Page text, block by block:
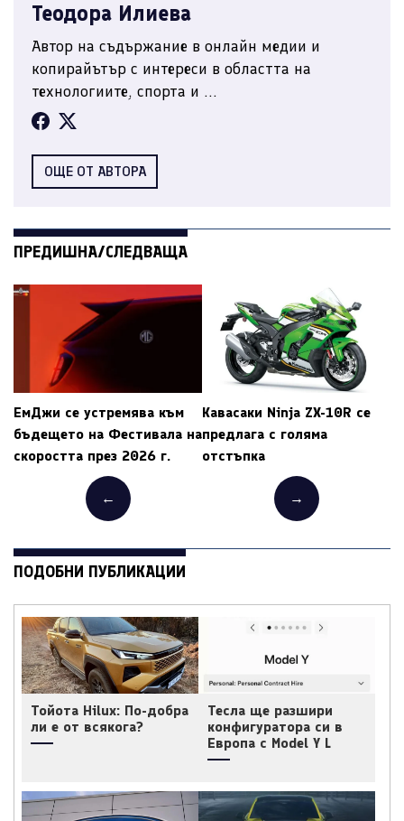
Теодора Илиева
Автор на съдържание в онлайн медии и
копирайътър с интереси в областта на
технологиите, спорта и ...
ОЩЕ ОТ АВТОРА
ПРЕДИШНА/СЛЕДВАЩА
ЕмДжи се устремява към
бъдещето на Фестивала на
скоростта през 2026 г.
←
Кавасаки Ninja ZX-10R се
предлага с голяма
отстъпка
→
ПОДОБНИ ПУБЛИКАЦИИ
Тойота Hilux: По-добра
ли е от всякога?
Тесла ще разшири
конфигуратора си в
Европа с Model Y L